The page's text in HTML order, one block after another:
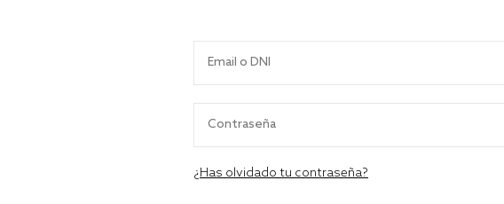
¿Has olvidado tu contraseña?